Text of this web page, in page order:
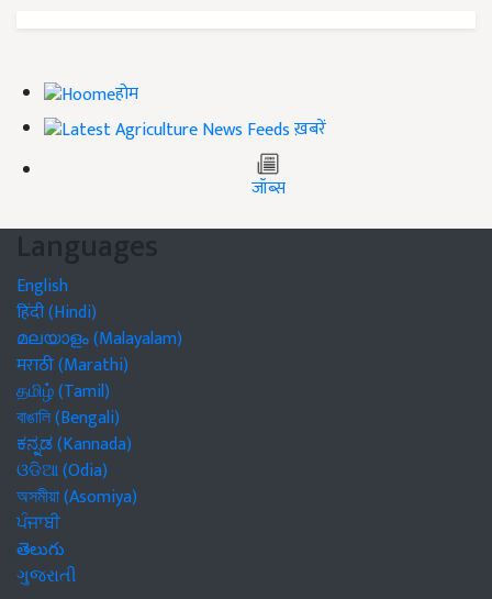
होम
ख़बरें
जॉब्स
Languages
English
हिंदी (Hindi)
മലയാളം (Malayalam)
मराठी (Marathi)
தமிழ் (Tamil)
বাঙালি (Bengali)
ಕನ್ನಡ (Kannada)
ଓଡିଆ (Odia)
অসমীয়া (Asomiya)
ਪੰਜਾਬੀ
తెలుగు
ગુજરાતી